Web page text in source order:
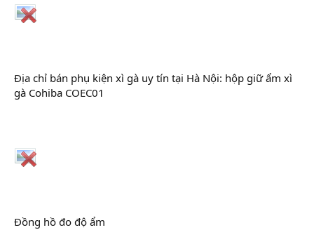
Địa chỉ bán phụ kiện xì gà uy tín tại Hà Nội: hộp giữ ẩm xì
gà Cohiba COEC01
Đồng hồ đo độ ẩm